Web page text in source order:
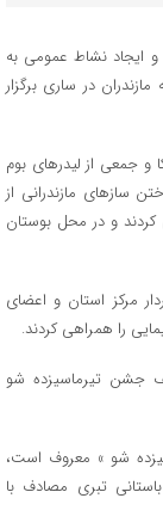
ایجاد نشاط عمومی به
در ساری برگزار
و جمعی از لیدرهای بوم
سازهای مازندرانی از
کردند و در محل بوستان
مرکز استان و اعضای
را همراهی کردند.
جشن تیرماسیزده شو
شو » معروف است،
تبری مصادف با